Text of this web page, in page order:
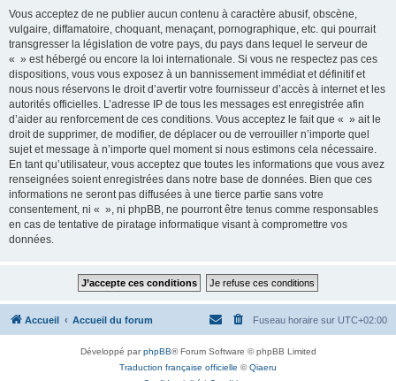
Vous acceptez de ne publier aucun contenu à caractère abusif, obscène,
vulgaire, diffamatoire, choquant, menaçant, pornographique, etc. qui pourrait
transgresser la législation de votre pays, du pays dans lequel le serveur de
« » est hébergé ou encore la loi internationale. Si vous ne respectez pas ces
dispositions, vous vous exposez à un bannissement immédiat et définitif et
nous nous réservons le droit d’avertir votre fournisseur d’accès à internet et les
autorités officielles. L’adresse IP de tous les messages est enregistrée afin
d’aider au renforcement de ces conditions. Vous acceptez le fait que « » ait le
droit de supprimer, de modifier, de déplacer ou de verrouiller n’importe quel
sujet et message à n’importe quel moment si nous estimons cela nécessaire.
En tant qu’utilisateur, vous acceptez que toutes les informations que vous avez
renseignées soient enregistrées dans notre base de données. Bien que ces
informations ne seront pas diffusées à une tierce partie sans votre
consentement, ni « », ni phpBB, ne pourront être tenus comme responsables
en cas de tentative de piratage informatique visant à compromettre vos
données.
Accueil Accueil du forum Fuseau horaire sur UTC+02:00
Développé parphpBB® Forum Software © phpBB Limited
Traduction française officielle ©Qiaeru